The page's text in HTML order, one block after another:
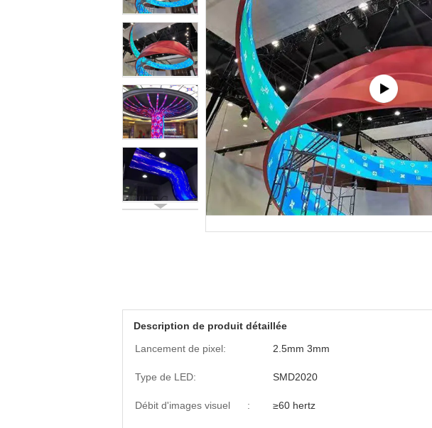
Description de produit détaillée
Lancement de pixel:
2.5mm 3mm
Type de LED: SMD2020
Débit d'images visuel : ≥60 hertz